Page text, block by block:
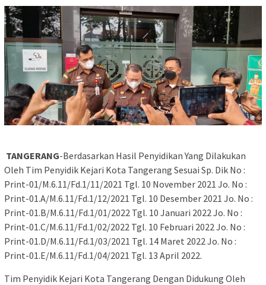
TANGERANG-Berdasarkan Hasil Penyidikan Yang Dilakukan
Oleh Tim Penyidik Kejari Kota Tangerang Sesuai Sp. Dik No :
Print-01/M.6.11/Fd.1/11/2021 Tgl. 10 November 2021 Jo. No :
Print-01.A/M.6.11/Fd.1/12/2021 Tgl. 10 Desember 2021 Jo. No :
Print-01.B/M.6.11/Fd.1/01/2022 Tgl. 10 Januari 2022 Jo. No :
Print-01.C/M.6.11/Fd.1/02/2022 Tgl. 10 Februari 2022 Jo. No :
Print-01.D/M.6.11/Fd.1/03/2021 Tgl. 14 Maret 2022 Jo. No :
Print-01.E/M.6.11/Fd.1/04/2021 Tgl. 13 April 2022.
Tim Penyidik Kejari Kota Tangerang Dengan Didukung Oleh